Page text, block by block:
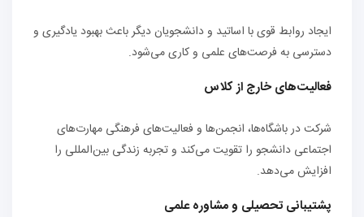
ایجاد روابط قوی با اساتید و دانشجویان دیگر باعث بهبود یادگیری و
دسترسی به فرصت‌های علمی و کاری می‌شود.
فعالیت‌های خارج از کلاس
شرکت در باشگاه‌ها، انجمن‌ها و فعالیت‌های فرهنگی مهارت‌های
اجتماعی دانشجو را تقویت می‌کند و تجربه زندگی بین‌المللی را
افزایش می‌دهد.
پشتیبانی تحصیلی و مشاوره علمی